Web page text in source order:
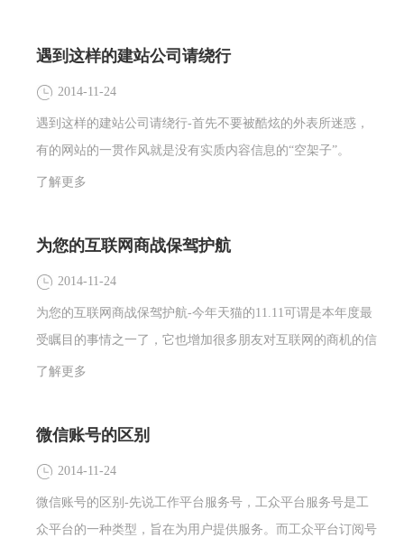
遇到这样的建站公司请绕行
2014-11-24
遇到这样的建站公司请绕行-首先不要被酷炫的外表所迷惑，
有的网站的一贯作风就是没有实质内容信息的“空架子”。
了解更多
为您的互联网商战保驾护航
2014-11-24
为您的互联网商战保驾护航-今年天猫的11.11可谓是本年度最
受瞩目的事情之一了，它也增加很多朋友对互联网的商机的信
心。
了解更多
微信账号的区别
2014-11-24
微信账号的区别-先说工作平台服务号，工众平台服务号是工
众平台的一种类型，旨在为用户提供服务。而工众平台订阅号